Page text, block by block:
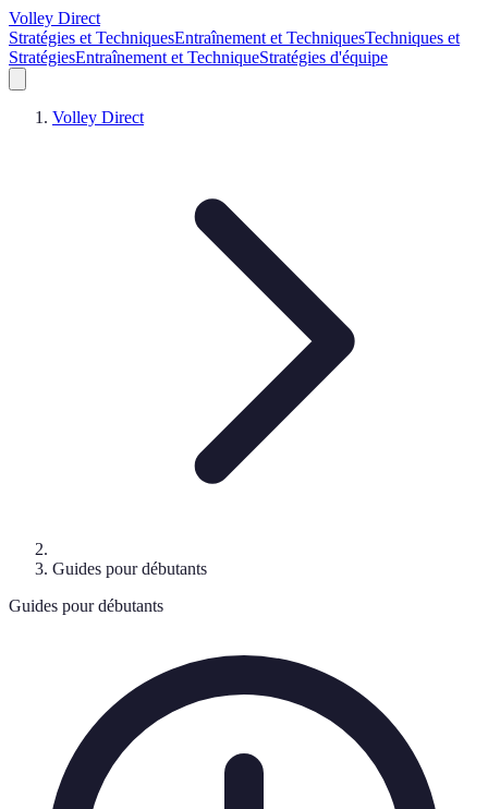
Volley Direct
Stratégies et TechniquesEntraînement et TechniquesTechniques et
StratégiesEntraînement et TechniqueStratégies d'équipe
Volley Direct
Guides pour débutants
Guides pour débutants